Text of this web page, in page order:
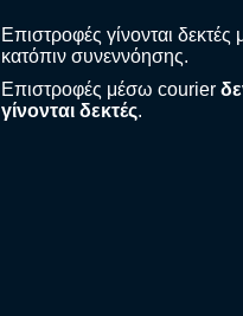
Επιστροφές γίνονται δεκτές
κατόπιν συνεννόησης.
Επιστροφές μέσω courier
γίνονται δεκτές.